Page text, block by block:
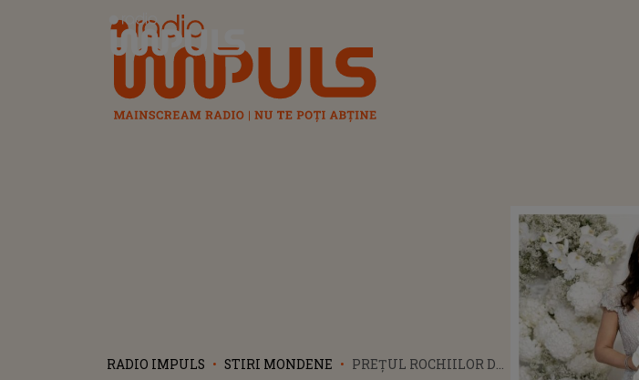
Radio Impuls
RADIO IMPULS STIRI MONDENE
PREȚUL ROCHIILOR DE